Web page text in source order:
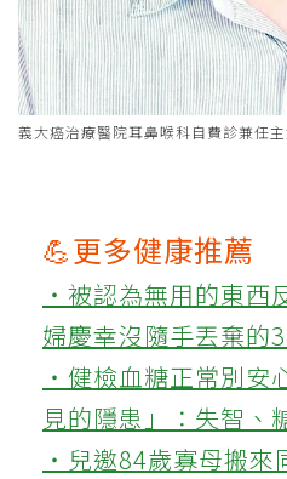
義大癌治療醫院耳鼻喉科自費診兼任
💪更多健康推薦
‧被認為無用的東西
婦慶幸沒隨手丟棄的
‧健檢血糖正常別安
見的隱患」：失智、
‧兒邀84歲寡母搬來